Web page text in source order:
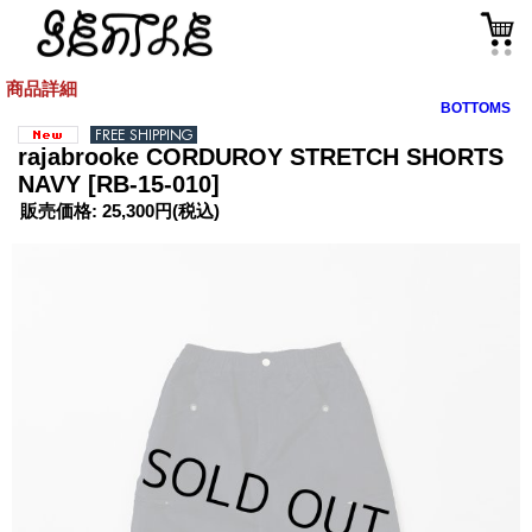
商品詳細
BOTTOMS
rajabrooke CORDUROY STRETCH SHORTS
NAVY [RB-15-010]
販売価格: 25,300円(税込)